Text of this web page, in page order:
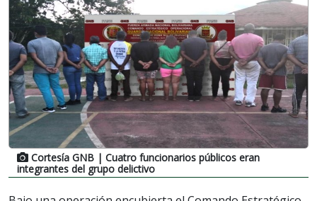
Cortesía GNB | Cuatro funcionarios públicos eran
integrantes del grupo delictivo